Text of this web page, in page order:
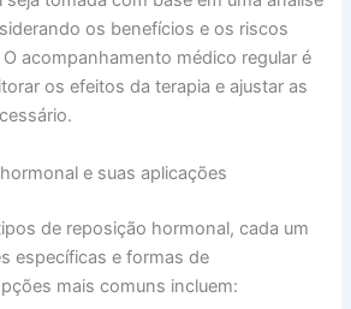
os benefícios e os riscos
acompanhamento médico regular é
os efeitos da terapia e ajustar as
e suas aplicações
de reposição hormonal, cada um
específicas e formas de
mais comuns incluem: